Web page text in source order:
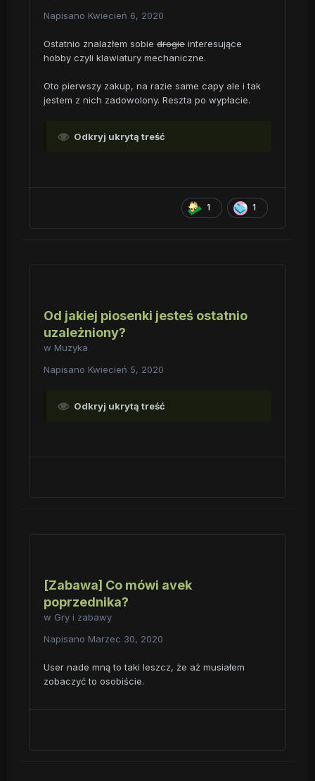
Napisano Kwiecień 6, 2020
Ostatnio znalazłem sobie drogie interesujące
hobby czyli klawiatury mechaniczne.
Oto pierwszy zakup, na razie same capy ale i tak
jestem z nich zadowolony. Reszta po wypłacie.
Odkryj ukrytą treść
1 1
Od jakiej piosenki jesteś ostatnio
uzależniony?
w Muzyka
Napisano Kwiecień 5, 2020
Odkryj ukrytą treść
[Zabawa] Co mówi avek
poprzednika?
w Gry i zabawy
Napisano Marzec 30, 2020
User nade mną to taki leszcz, że aż musiałem
zobaczyć to osobiście.